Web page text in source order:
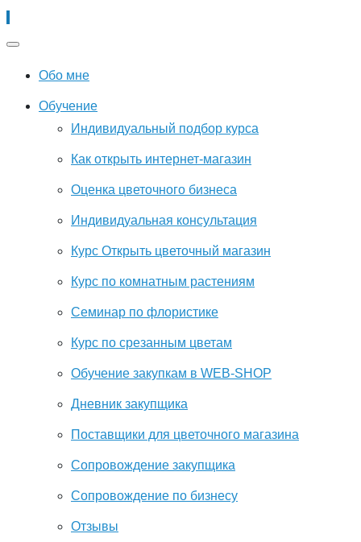
Обо мне
Обучение
Индивидуальный подбор курса
Как открыть интернет-магазин
Оценка цветочного бизнеса
Индивидуальная консультация
Курс Открыть цветочный магазин
Курс по комнатным растениям
Семинар по флористике
Курс по срезанным цветам
Обучение закупкам в WEB-SHOP
Дневник закупщика
Поставщики для цветочного магазина
Сопровождение закупщика
Cопровождение по бизнесу
Отзывы